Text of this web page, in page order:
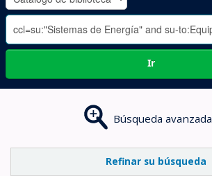
-
Ir
Búsqueda avanzada
Refinar su búsqueda